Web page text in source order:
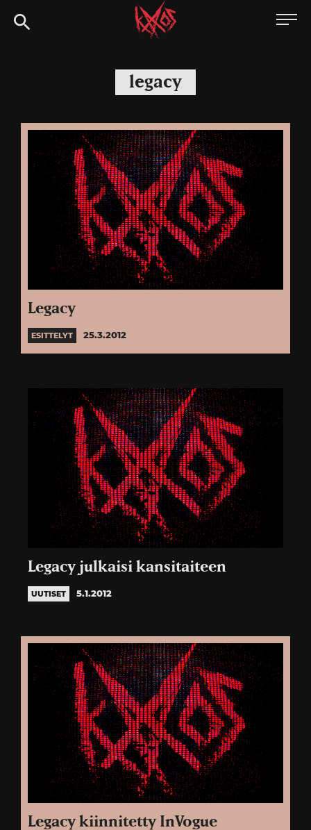
Siirry
suoraan
Kaaoszine
legacy
Legacy
ESITTELYT 25.3.2012
Legacy julkaisi kansitaiteen
UUTISET 5.1.2012
Legacy kiinnitetty InVogue